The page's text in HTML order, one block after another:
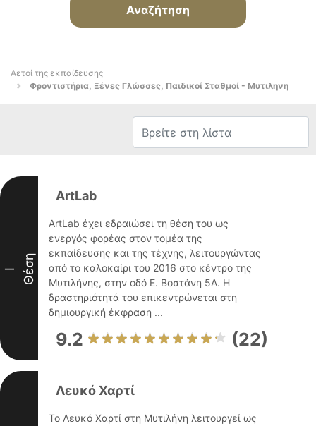
Αναζήτηση
Αετοί της εκπαίδευσης
Φροντιστήρια, Ξένες Γλώσσες, Παιδικοί Σταθμοί - Μυτιληνη
I Θέση
ArtLab
ArtLab έχει εδραιώσει τη θέση του ως
ενεργός φορέας στον τομέα της
εκπαίδευσης και της τέχνης, λειτουργώντας
από το καλοκαίρι του 2016 στο κέντρο της
Μυτιλήνης, στην οδό Ε. Βοστάνη 5Α. Η
δραστηριότητά του επικεντρώνεται στη
δημιουργική έκφραση ...
9.2 (22)
Λευκό Χαρτί
Το Λευκό Χαρτί στη Μυτιλήνη λειτουργεί ως